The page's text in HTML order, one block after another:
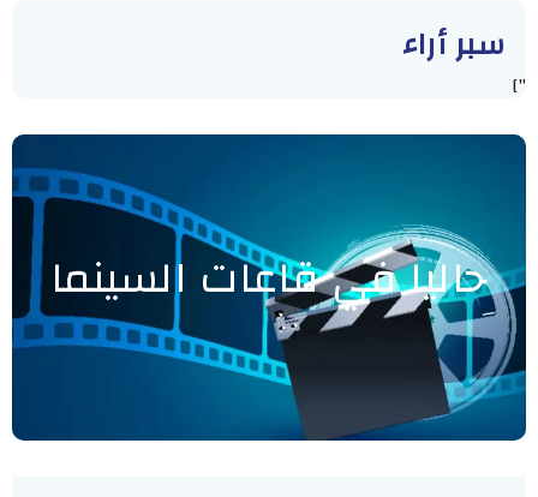
سبر أراء
"]
حاليا في قاعات السينما